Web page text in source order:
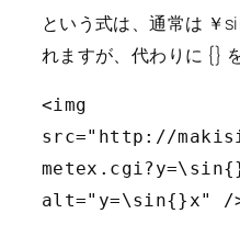
という式は、通常は ￥
れますが、代わりに {}
<img
src="http://
alt="y=\sin{}x" /